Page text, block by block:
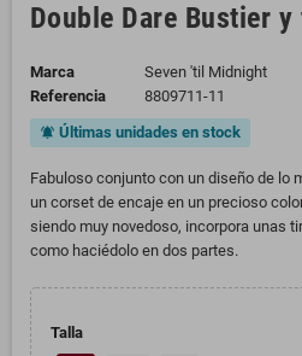
Double Dare Bustier y
Marca
Seven 'til Midnight
Referencia
8809711-11
notifications_active Últimas unidades en stock
Fabuloso conjunto con un diseño de lo
un corset de encaje en un precioso
siendo muy novedoso, incorpora unas
como haciédolo en dos partes.
Talla